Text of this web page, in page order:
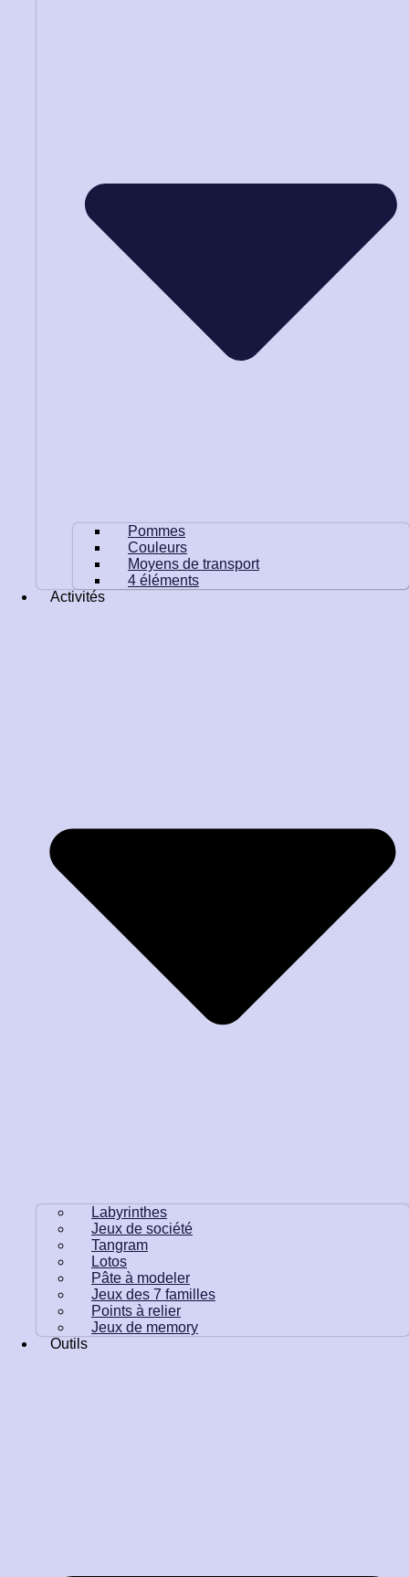
Pommes
Couleurs
Moyens de transport
4 éléments
Activités
Labyrinthes
Jeux de société
Tangram
Lotos
Pâte à modeler
Jeux des 7 familles
Points à relier
Jeux de memory
Outils